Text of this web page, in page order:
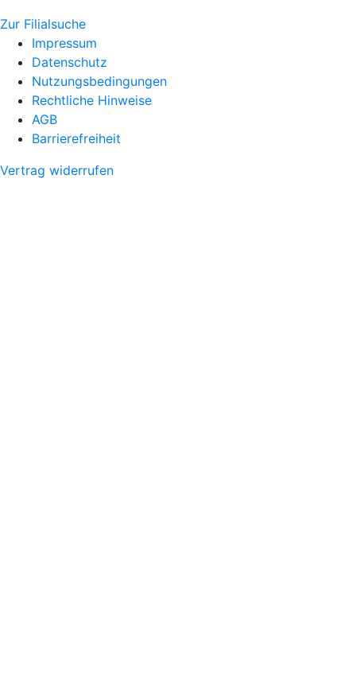
Zur Filialsuche
Impressum
Datenschutz
Nutzungsbedingungen
Rechtliche Hinweise
AGB
Barrierefreiheit
Vertrag widerrufen